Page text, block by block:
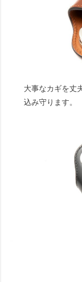
大事なカギを丈
込み守ります。